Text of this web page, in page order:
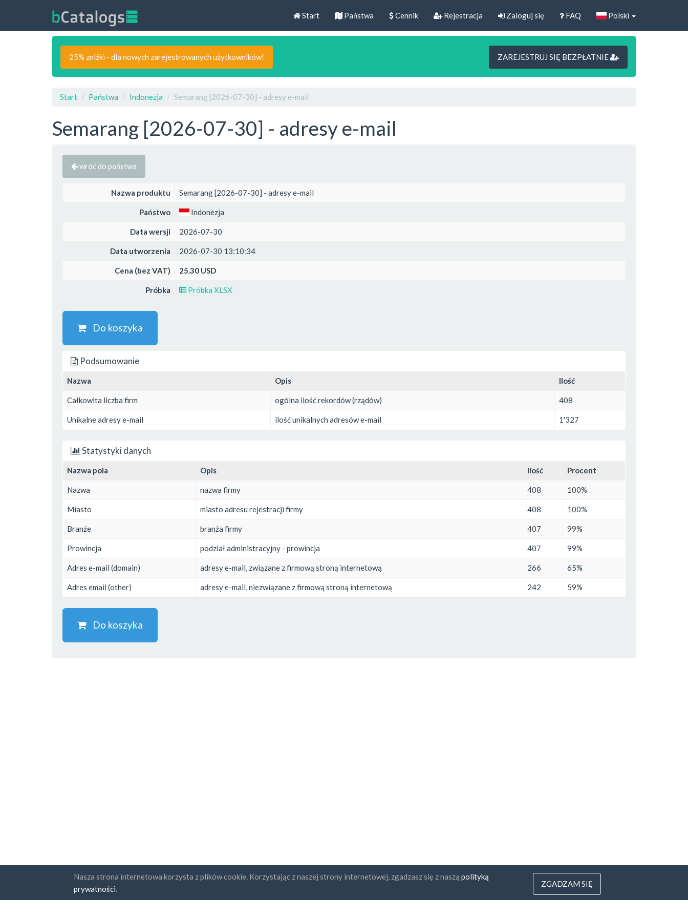
Start Państwa Cennik Rejestracja Zaloguj się FAQ Polski
25% zniżki - dla nowych zarejestrowanych użytkowników! ZAREJESTRUJ SIĘ BEZPŁATNIE
Start Państwa Indonezja Semarang [2026-07-30] - adresy e-mail
Semarang [2026-07-30] - adresy e-mail
wróć do państwa
Nazwa produktu Semarang [2026-07-30] - adresy e-mail
Państwo Indonezja
Data wersji 2026-07-30
Data utworzenia 2026-07-30 13:10:34
Cena (bez VAT) 25.30 USD
Próbka Próbka XLSX
Do koszyka
Podsumowanie
Nazwa Opis Ilość
Całkowita liczba firm ogólna ilość rekordów (rządów) 408
Unikalne adresy e-mail ilość unikalnych adresów e-mail 1'327
Statystyki danych
Nazwa pola Opis Ilość Procent
Nazwa nazwa firmy 408 100%
Miasto miasto adresu rejestracji firmy 408 100%
Branże branża firmy 407 99%
Prowincja podział administracyjny - prowincja 407 99%
Adres e-mail (domain) adresy e-mail, związane z firmową stroną internetową 266 65%
Adres email (other) adresy e-mail, niezwiązane z firmową stroną internetową 242 59%
Do koszyka
Nasza strona internetowa korzysta z plików cookie. Korzystając z naszej strony internetowej, zgadzasz się z nasząpolityką
prywatności
ZGADZAM SIĘ